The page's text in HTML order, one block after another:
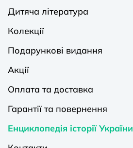
Дитяча література
Колекції
Подарункові видання
Акції
Оплата та доставка
Гарантії та повернення
Енциклопедія історії України